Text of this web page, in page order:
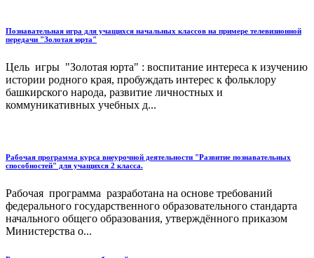
Познавательная игра для учащихся начальных классов на примере телевизионной
передачи "Золотая юрта"
Цель игры "Золотая юрта" : воспитание интереса к изучению
истории родного края, пробуждать интерес к фольклору
башкирского народа, развитие личностных и
коммуникативных учебных д...
Рабочая программа курса внеурочной деятельности "Развитие познавательных
способностей" для учащихся 2 класса.
Рабочая программа разработана на основе требований
федерального государственного образовательного стандарта
начального общего образования, утверждённого приказом
Министерства о...